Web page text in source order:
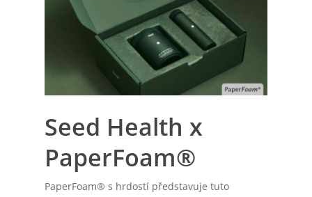
Seed Health x
PaperFoam®
PaperFoam® s hrdostí představuje tuto